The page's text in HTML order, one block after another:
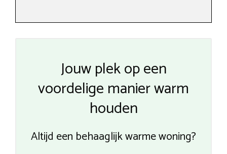
Jouw plek op een
voordelige manier warm
houden
Altijd een behaaglijk warme woning?